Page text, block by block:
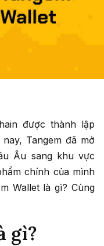
được thành lập
Tangem đã mở
Âu sang khu vực
chính của mình
Wallet là gì? Cùng
gì?